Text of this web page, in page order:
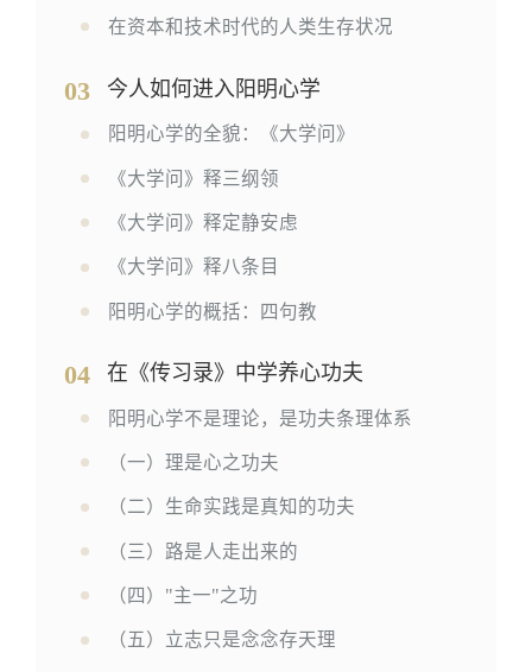
在资本和技术时代的人类生存状况
03 今人如何进入阳明心学
阳明心学的全貌：《大学问》
《大学问》释三纲领
《大学问》释定静安虑
《大学问》释八条目
阳明心学的概括：四句教
04 在《传习录》中学养心功夫
阳明心学不是理论，是功夫条理体系
（一）理是心之功夫
（二）生命实践是真知的功夫
（三）路是人走出来的
（四）"主一"之功
（五）立志只是念念存天理